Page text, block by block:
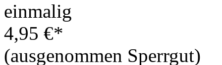
einmalig
4,95 €*
(ausgenommen Sperrgut)